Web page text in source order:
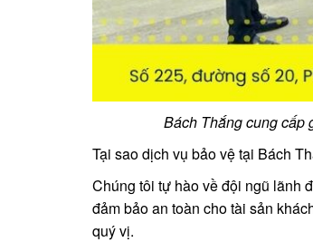
Bách Thắng cung cấp
Tại sao dịch vụ bảo vệ tại Bách
Chúng tôi tự hào về đội ngũ lãnh
đảm bảo an toàn cho tài sản
quý vị.